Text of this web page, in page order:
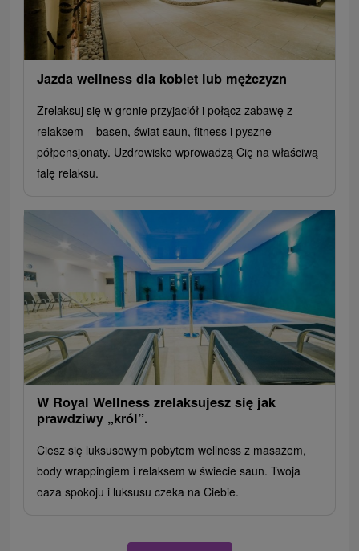
Jazda wellness dla kobiet lub mężczyzn
Zrelaksuj się w gronie przyjaciół i połącz zabawę z
relaksem – basen, świat saun, fitness i pyszne
półpensjonaty. Uzdrowisko wprowadzą Cię na właściwą
falę relaksu.
W Royal Wellness zrelaksujesz się jak
prawdziwy „król”.
Ciesz się luksusowym pobytem wellness z masażem,
body wrappingiem i relaksem w świecie saun. Twoja
oaza spokoju i luksusu czeka na Ciebie.